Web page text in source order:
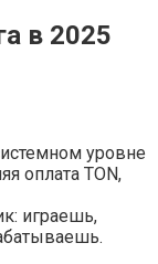
в 2025
уровне
оплата TON,
играешь,